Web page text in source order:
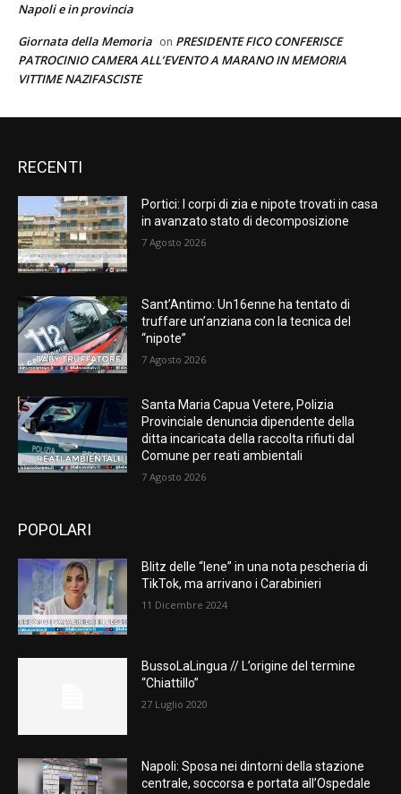
Napoli e in provincia
Giornata della Memoria on PRESIDENTE FICO CONFERISCE
PATROCINIO CAMERA ALL’EVENTO A MARANO IN MEMORIA
VITTIME NAZIFASCISTE
RECENTI
Portici: I corpi di zia e nipote trovati in casa
in avanzato stato di decomposizione
7 Agosto 2026
Sant’Antimo: Un16enne ha tentato di
truffare un’anziana con la tecnica del
“nipote”
7 Agosto 2026
Santa Maria Capua Vetere, Polizia
Provinciale denuncia dipendente della
ditta incaricata della raccolta rifiuti dal
Comune per reati ambientali
7 Agosto 2026
POPOLARI
Blitz delle “Iene” in una nota pescheria di
TikTok, ma arrivano i Carabinieri
11 Dicembre 2024
BussoLaLingua // L’origine del termine
“Chiattillo”
27 Luglio 2020
Napoli: Sposa nei dintorni della stazione
centrale, soccorsa e portata all’Ospedale